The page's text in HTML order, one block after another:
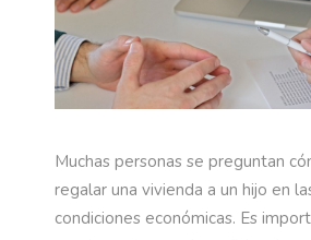
Muchas personas se preguntan
regalar una vivienda a un hijo en
condiciones económicas. Es